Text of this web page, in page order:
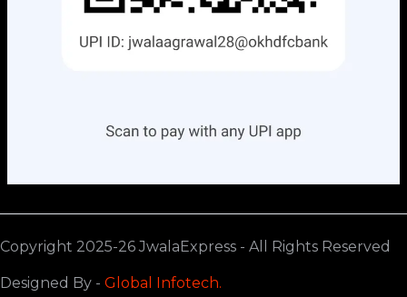
Copyright 2025-26 JwalaExpress - All Rights Reserved
Designed By - Global Infotech.